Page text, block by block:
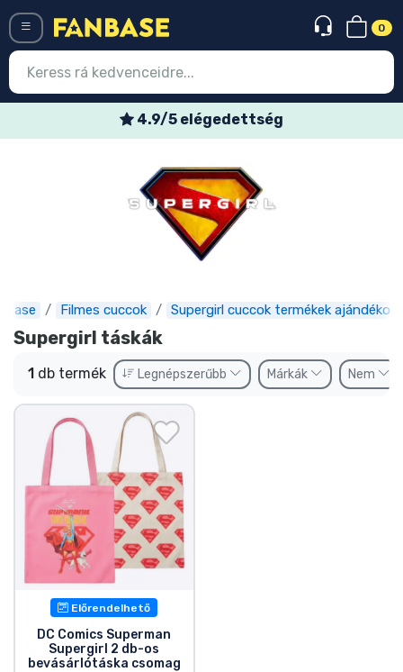
0
4.9/5 elégedettség
Filmes cuccok Supergirl cuccok termékek ajándékok
Supergirl táskák
1 db termék Legnépszerűbb Márkák Nem
Előrendelhető
DC Comics Superman
Supergirl 2 db-os
bevásárlótáska csomag
Legújabb cuccok
Előrendelhető cuccok
Outlet cuccok
Ajándékkártya
Szállítás és fizetés
Sorozatos cuccok
Filmes cuccok
Mesés cuccok
Animés cuccok